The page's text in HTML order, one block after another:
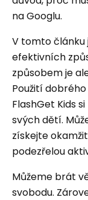
na Googlu.
V tomto článku
efektivních
způsobem je
Použití dobrého
FlashGet Kids
svých dětí.
získejte
podezřelou
Můžeme brát
svobodu.